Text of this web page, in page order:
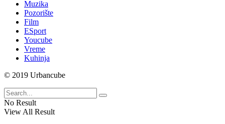
Muzika
Pozorište
Film
ESport
Youcube
Vreme
Kuhinja
© 2019 Urbancube
No Result
View All Result